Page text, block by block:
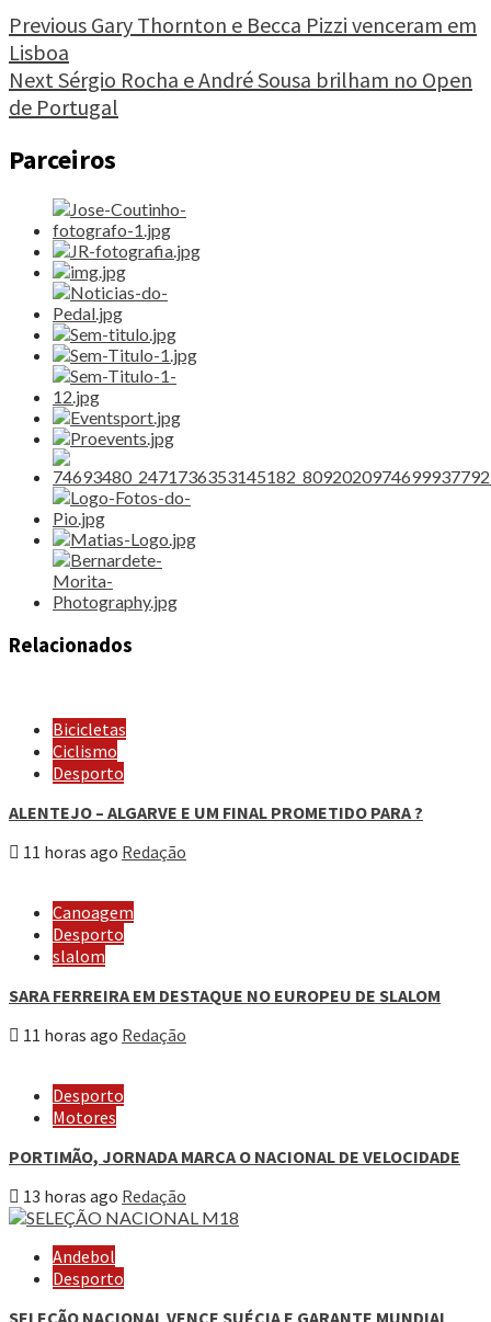
Cascais
chega
com
o
Carnaval"
Continue
Reading
Previous Gary Thornton e Becca Pizzi venceram em
Lisboa
NextSérgio Rocha e André Sousa brilham no Open
de Portugal
Parceiros
Relacionados
Bicicletas
Ciclismo
Desporto
ALENTEJO – ALGARVE E UM FINAL PROMETIDO PARA ?
11 horas ago Redação
Canoagem
Desporto
slalom
SARA FERREIRA EM DESTAQUE NO EUROPEU DE SLALOM
11 horas ago Redação
Desporto
Motores
PORTIMÃO, JORNADA MARCA O NACIONAL DE VELOCIDADE
13 horas ago Redação
Andebol
Desporto
SELEÇÃO NACIONAL VENCE SUÉCIA E GARANTE MUNDIAL